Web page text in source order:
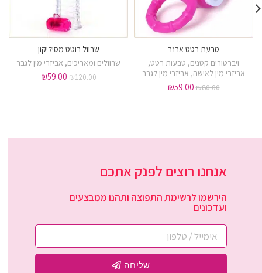
טבעת רטט ארנב
ויברטורים קטנים, טבעות רטט,
אביזרי מין לאישה, אביזרי מין לגבר
₪80.00
₪59.00
שרוול רוטט מסיליקון
שרוולים ומאריכים, אביזרי מין לגבר
₪120.00
₪59.00
אנחנו רוצים לפנק אתכם
הירשמו לרשימת התפוצה ותהנו ממבצעים
ועדכונים
שליחה